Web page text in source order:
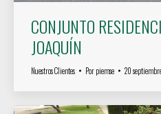
CONJUNTO
JOAQUÍN
Nuestros Clientes Porpiemse 20